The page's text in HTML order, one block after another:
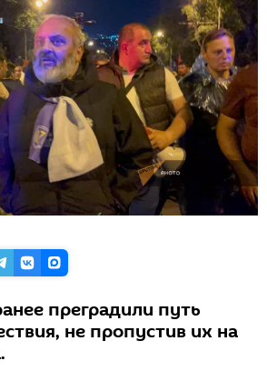
преградили путь
не пропустив их на